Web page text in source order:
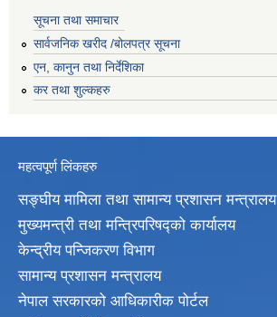
सूचना तथा समाचार
सार्वजनिक खरीद /बोलपत्र सूचना
एन, कानुन तथा निर्देशिका
कर तथा शुल्कहरु
महत्वपूर्ण लिंकहरु
सङ्घीय मामिला तथा सामान्य प्रशासन मन्त्रालय
मुख्यमन्त्री तथा मन्त्रिपरिषद्‍को कार्यालय
केन्द्रीय पन्जिकरण विभाग
सामान्य प्रशासन मन्त्रालय
नेपाल सरकारको आधिकारीक पोर्टल